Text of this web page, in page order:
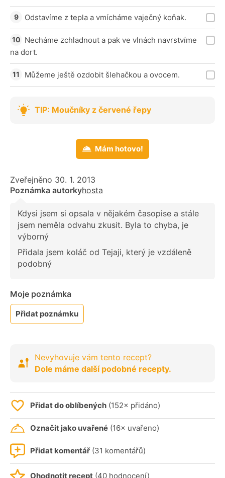
Odstavíme z tepla a vmícháme vaječný koňak.
Necháme zchladnout a pak ve vlnách navrstvíme
na dort.
Můžeme ještě ozdobit šlehačkou a ovocem.
TIP: Moučníky z červené řepy
Mám hotovo!
Zveřejněno 30. 1. 2013
Poznámka autorkyhosta
Kdysi jsem si opsala v nějakém časopise a stále
jsem neměla odvahu zkusit. Byla to chyba, je
výborný
Přidala jsem koláč od Tejaji, který je vzdáleně
podobný
Moje poznámka
Přidat poznámku
Nevyhovuje vám tento recept?
Dole máme další podobné recepty.
Přidat do oblíbených (152× přidáno)
Označit jako uvařené (16× uvařeno)
Přidat komentář (31 komentářů)
Ohodnotit recept (40 hodnocení)